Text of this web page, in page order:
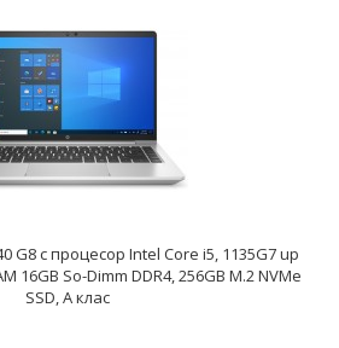
G8 с процесор Intel Core i5, 1135G7 up
16GB So-Dimm DDR4, 256GB M.2 NVMe
SSD, A клас